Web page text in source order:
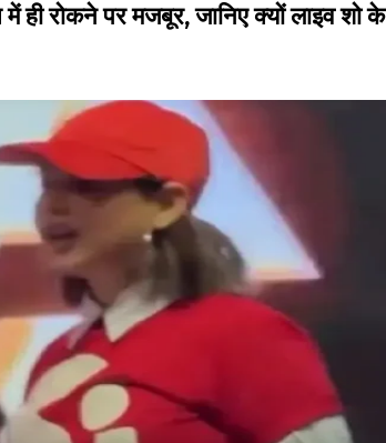
रोकने पर मजबूर, जानिए क्यों लाइव शो के